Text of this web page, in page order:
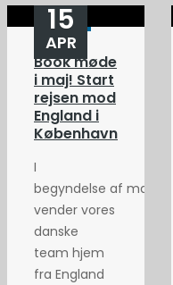
Book møde
i maj! Start
rejsen mod
England i
København
15
APR
I
begyndelse af maj
vender vores
danske
team hjem
fra England